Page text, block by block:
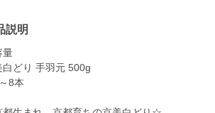
説明
量
白どり 手羽元 500g
8本